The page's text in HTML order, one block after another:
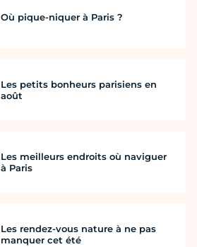
Où pique-niquer à Paris ?
Les petits bonheurs parisiens en
août
Les meilleurs endroits où naviguer
à Paris
Les rendez-vous nature à ne pas
manquer cet été